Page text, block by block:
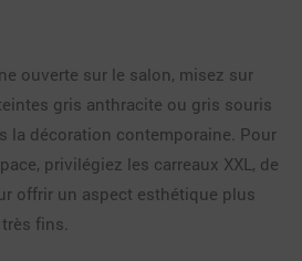
ouverte sur le salon, misez sur
gris anthracite ou gris souris
la décoration contemporaine. Pour
privilégiez les carreaux XXL, de
offrir un aspect esthétique plus
fins.